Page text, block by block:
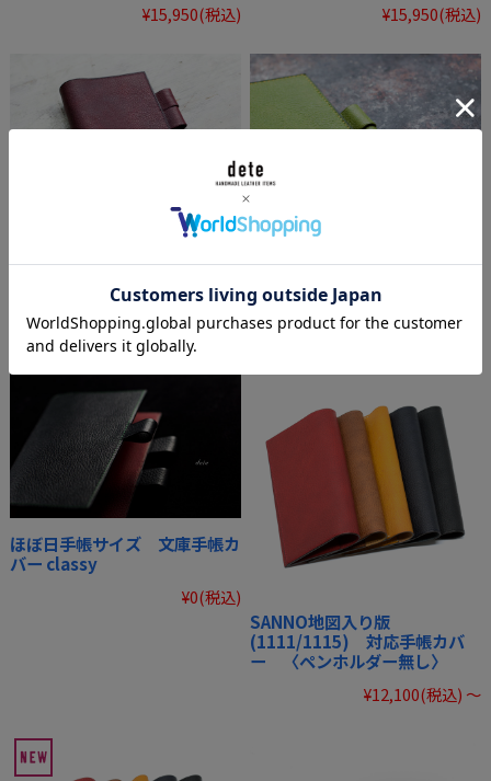
¥15,950(税込) ¥15,950(税込)
Ａ6手帳カバー ほぼ日手帳文
E.gemini ／ 栃木レザープルア
ップ[受注生産]
¥18,150(税込)
ほぼ日手帳WEEKSカバー イ
産]
¥18,150
ほぼ日手帳サイズ 文庫手帳カ
バー classy
¥0(税込)
SANNO地図入り版
(1111/1115) 対応手帳カバ
ー 〈ペンホルダー無し〉
¥12,100(税込) ～